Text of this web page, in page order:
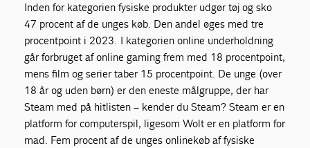
Inden for kategorien fysiske produkter udgør tøj og sko
47 procent af de unges køb. Den andel øges med tre
procentpoint i 2023. I kategorien online underholdning
går forbruget af online gaming frem med 18 procentpoint,
mens film og serier taber 15 procentpoint. De unge (over
18 år og uden børn) er den eneste målgruppe, der har
Steam med på hitlisten – kender du Steam? Steam er en
platform for computerspil, ligesom Wolt er en platform for
mad. Fem procent af de unges onlinekøb af fysiske